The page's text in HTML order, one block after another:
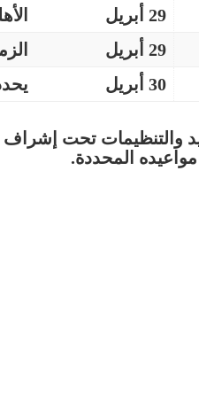
29 أبريل
29 أبريل
30 أبريل
والتنظيمات تحت إشراف
المحددة.